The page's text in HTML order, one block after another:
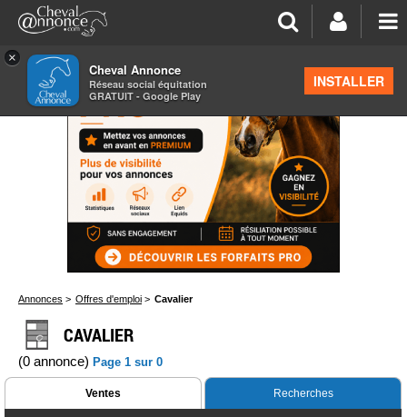
×
Cheval Annonce
Réseau social équitation
GRATUIT - Google Play
INSTALLER
Annonces > Offres d'emploi > Cavalier
CAVALIER
(0 annonce) Page 1 sur 0
Ventes Recherches